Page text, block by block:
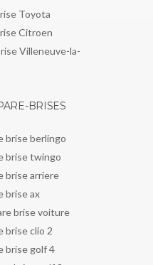
Toyota
Citroen
Villeneuve-la-
BRISES
brise berlingo
brise twingo
brise arriere
brise ax
brise voiture
brise clio 2
brise golf 4